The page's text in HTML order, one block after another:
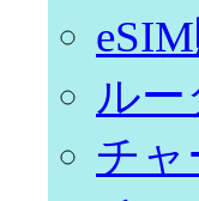
ル
チャ